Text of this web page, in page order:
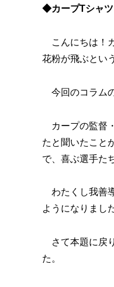
◆カープTシャ
こんにちは！
花粉が飛ぶとい
今回のコラム
カープの監督
たと聞いたこと
で、喜ぶ選手た
わたくし我善
ようになりまし
さて本題に戻
た。